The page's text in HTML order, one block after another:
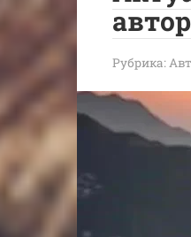
Рубрика: